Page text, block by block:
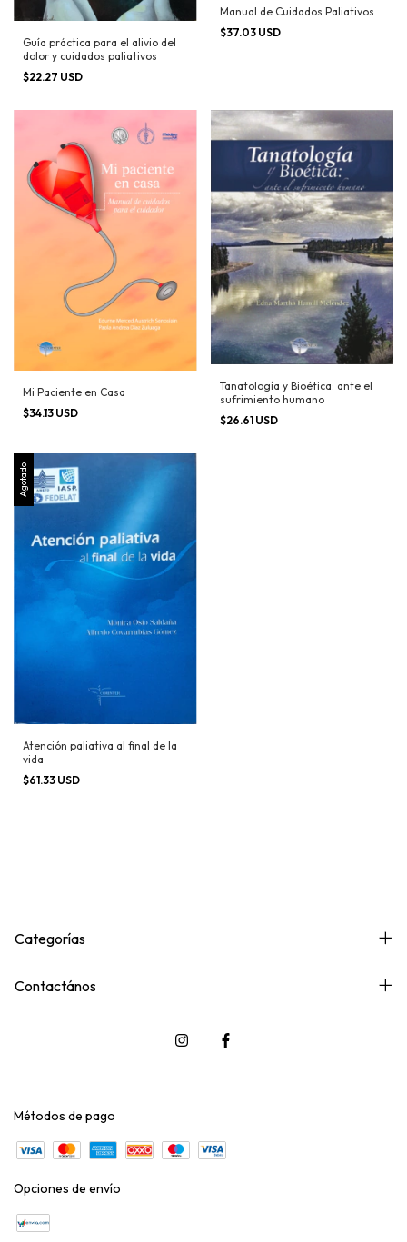
Guía práctica para el alivio del
dolor y cuidados paliativos
$22.27 USD
Manual de Cuidados Paliativos
$37.03 USD
Mi Paciente en Casa
$34.13 USD
Tanatología y Bioética: ante el
sufrimiento humano
$26.61 USD
Agotado
Atención paliativa al final de la
vida
$61.33 USD
Categorías
Contactános
Métodos de pago
Opciones de envío